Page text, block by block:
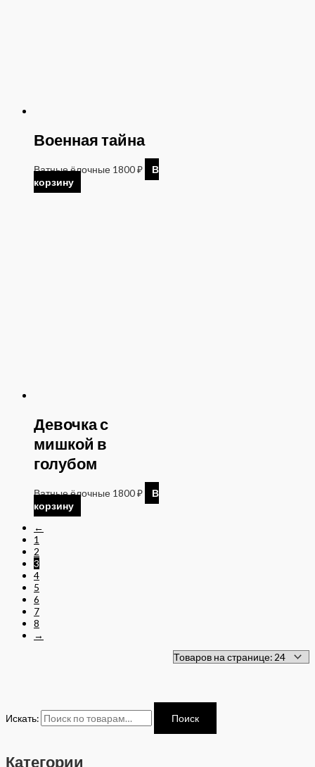
Искать: Поиск
Категории
Военная тайна
Ватные ёлочные 1800₽
В
корзину
Девочка с
мишкой в
голубом
Ватные ёлочные 1800₽
В
корзину
←
1
2
3
4
5
6
7
8
→